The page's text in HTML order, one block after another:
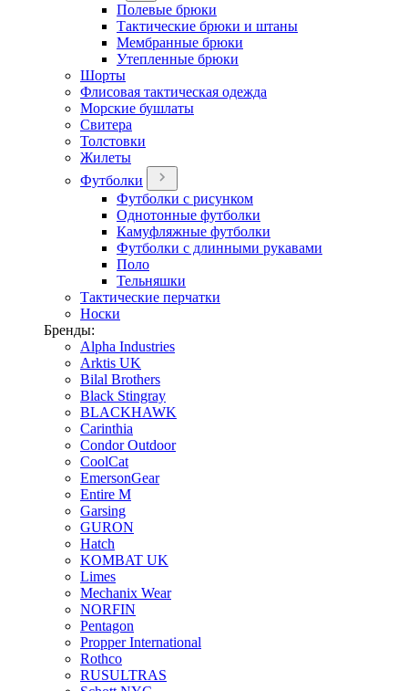
Полевые брюки
Тактические брюки и штаны
Мембранные брюки
Утепленные брюки
Шорты
Флисовая тактическая одежда
Морские бушлаты
Свитера
Толстовки
Жилеты
Футболки
Футболки с рисунком
Однотонные футболки
Камуфляжные футболки
Футболки с длинными рукавами
Поло
Тельняшки
Тактические перчатки
Носки
Бренды:
Alpha Industries
Arktis UK
Bilal Brothers
Black Stingray
BLACKHAWK
Carinthia
Condor Outdoor
CoolCat
EmersonGear
Entire M
Garsing
GURON
Hatch
KOMBAT UK
Limes
Mechanix Wear
NORFIN
Pentagon
Propper International
Rothco
RUSULTRAS